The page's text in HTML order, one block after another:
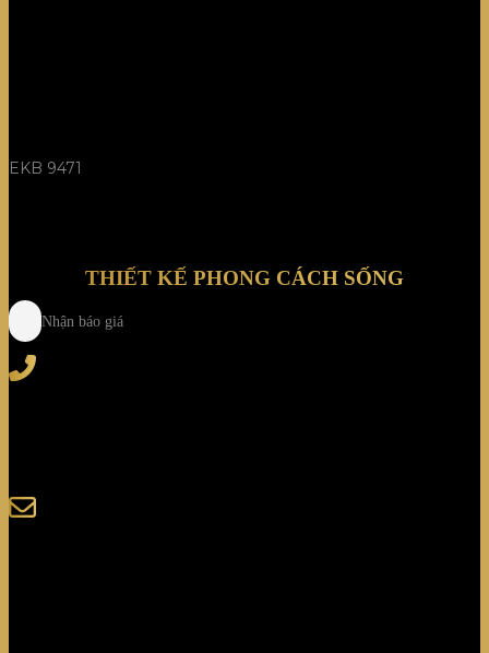
EKB 9471
THIẾT KẾ PHONG CÁCH SỐNG
Nhận báo giá